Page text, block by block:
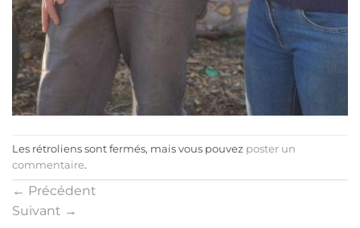
Les rétroliens sont fermés, mais vous pouvez poster un
commentaire.
← Précédent
Suivant →